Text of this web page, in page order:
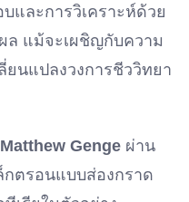
และการวิเคราะห์ด้วย
ล แม้จะเผชิญกับความ
นแปลงวงการชีววิทยา
Matthew Genge ผ่าน
กตรอนแบบส่องกราด